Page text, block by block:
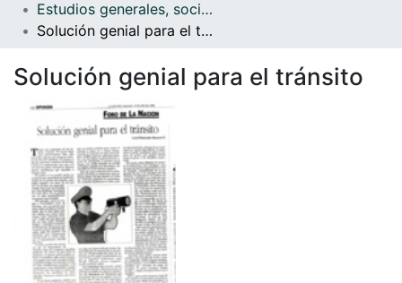
More Information
Browse Kérwá
Statistics
Estudios generales, sociedad y cultura
Solución genial para el tránsito
Solución genial para el tránsito